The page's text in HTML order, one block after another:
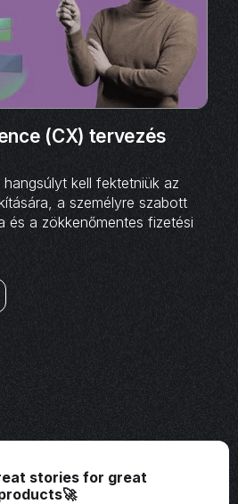
(CX) tervezés
kell fektetniük az
a személyre szabott
és a zökkenőmentes fizetési
stories for great